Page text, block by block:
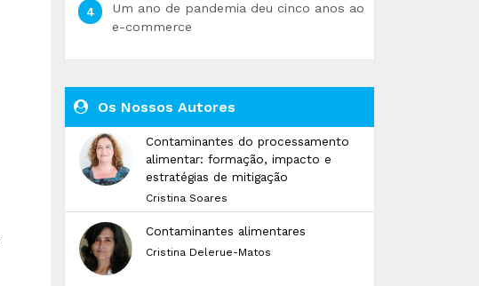
Um ano de pandemia deu cinco anos ao
e-commerce
Os Nossos Autores
Contaminantes do processamento
alimentar: formação, impacto e
estratégias de mitigação
Cristina Soares
Contaminantes alimentares
Cristina Delerue-Matos